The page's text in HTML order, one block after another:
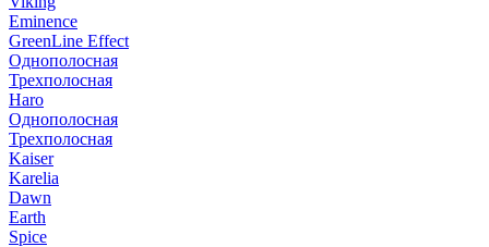
Eminence
GreenLine Effect
Однополосная
Трехполосная
Haro
Однополосная
Трехполосная
Kaiser
Karelia
Dawn
Earth
Spice